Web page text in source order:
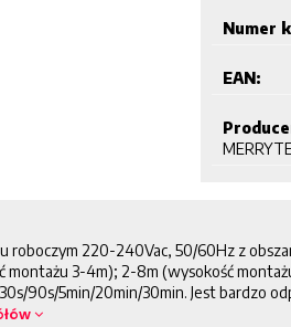
Numer
EAN:
roboczym 220-240Vac, 50/60Hz z
montażu 3-4m); 2-8m (wysokość
90s/5min/20min/30min. Jest bardzo